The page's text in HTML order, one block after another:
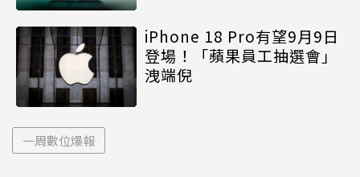
iPhone 18 Pro有望9月9日
登場！「蘋果員工抽選會」
洩端倪
一周數位爆報